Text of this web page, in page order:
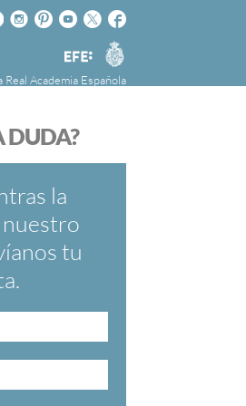
Facebook
Twitter
Youtube
Pinteres
Instagram
Agencia
EFE
Real Academia Española
patrocinada por
el buen uso del
y en
DUDA?
la
tu